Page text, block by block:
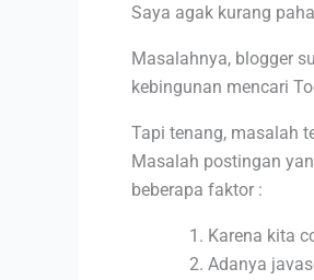
Saya agak kurang
Masalahnya, blogger
kebingunan mencari
Tapi tenang, masalah
Masalah postingan
beberapa faktor :
Karena kita
Adanya